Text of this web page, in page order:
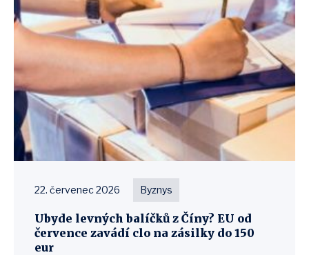
22. červenec 2026 Byznys
Ubyde levných balíčků z Číny? EU od
července zavádí clo na zásilky do 150
eur